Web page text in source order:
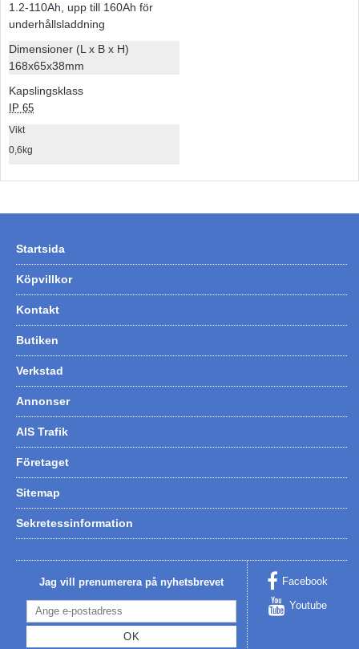
1.2-110Ah, upp till 160Ah för
underhållsladdning
Dimensioner (L x B x H)
168x65x38mm
Kapslingsklass
IP 65
Vikt
0,6kg
Startsida
Köpvillkor
Kontakt
Butiken
Verkstad
Annonser
AIS Trafik
Företaget
Sitemap
Sekretessinformation
Jag vill prenumerera på nyhetsbrevet
OK
Facebook
Youtube